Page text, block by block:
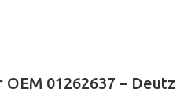
01262637 – Deutz